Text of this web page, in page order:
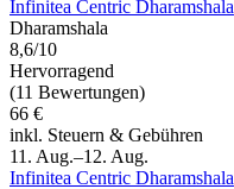
Infinitea Centric Dharamshala
Dharamshala
8,6/10
Hervorragend
(11 Bewertungen)
66 €
inkl. Steuern & Gebühren
11. Aug.–12. Aug.
Infinitea Centric Dharamshala